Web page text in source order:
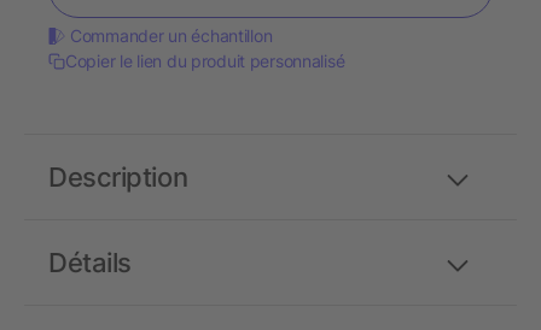
Commander un échantillon
Copier le lien du produit personnalisé
Détails
Description